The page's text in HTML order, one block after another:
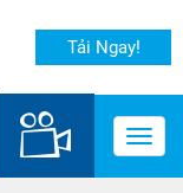
Tải Ngay!